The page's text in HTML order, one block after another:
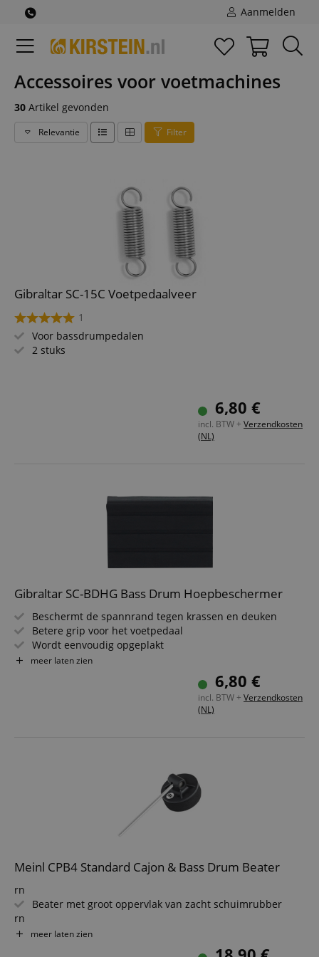
Aanmelden
Accessoires voor voetmachines
30 Artikel gevonden
Relevantie Filter
Gibraltar SC-15C Voetpedaalveer
1
Voor bassdrumpedalen
2 stuks
6,80 €
incl. BTW + Verzendkosten
(NL)
Gibraltar SC-BDHG Bass Drum Hoepbeschermer
Beschermt de spannrand tegen krassen en deuken
Betere grip voor het voetpedaal
Wordt eenvoudig opgeplakt
Set van 2
meer laten zien
6,80 €
incl. BTW + Verzendkosten
(NL)
Meinl CPB4 Standard Cajon & Bass Drum Beater
rn
Beater met groot oppervlak van zacht schuimrubber
rn
Draaibaar gemonteerd
meer laten zien